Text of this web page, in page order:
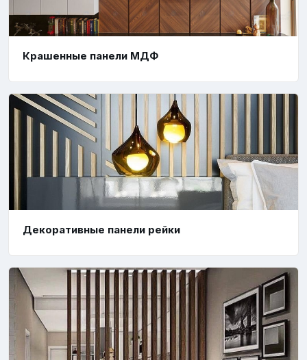
Крашенные панели МДФ
Декоративные панели рейки